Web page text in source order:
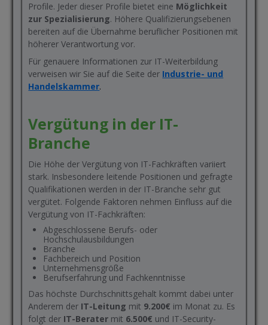
Profile. Jeder dieser Profile bietet eine Möglichkeit
zur Spezialisierung. Höhere Qualifizierungsebenen
bereiten auf die Übernahme beruflicher Positionen mit
höherer Verantwortung vor.
Für genauere Informationen zur IT-Weiterbildung
verweisen wir Sie auf die Seite der Industrie- und
Handelskammer.
Vergütung in der IT-
Branche
Die Höhe der Vergütung von IT-Fachkräften variiert
stark. Insbesondere leitende Positionen und gefragte
Qualifikationen werden in der IT-Branche sehr gut
vergütet. Folgende Faktoren nehmen Einfluss auf die
Vergütung von IT-Fachkräften:
Abgeschlossene Berufs- oder
Hochschulausbildungen
Branche
Fachbereich und Position
Unternehmensgröße
Berufserfahrung und Fachkenntnisse
Das höchste Durchschnittsgehalt kommt dabei unter
Anderem der IT-Leitung mit 9.200€ im Monat zu. Es
folgt der IT-Berater mit 6.500€ und IT-Security-